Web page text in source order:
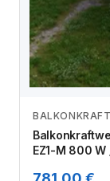
EZ1-M 800